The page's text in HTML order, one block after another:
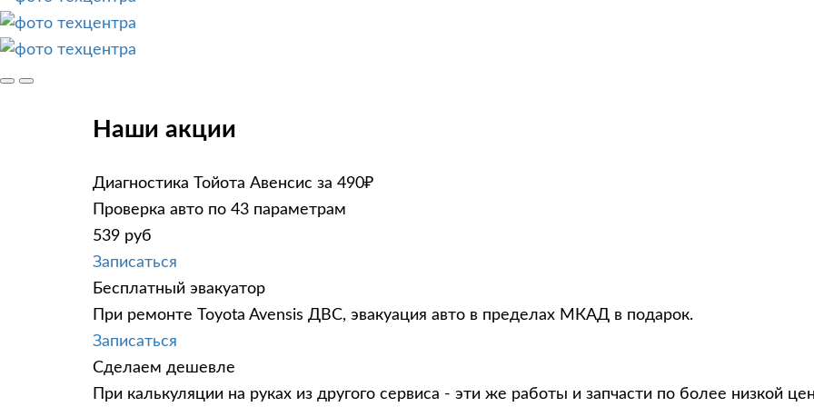
Наши акции
Диагностика Тойота Авенсис за 490₽
Проверка авто по 43 параметрам
539 руб
Записаться
Бесплатный эвакуатор
При ремонте Toyota Avensis ДВС, эвакуация авто в пределах МКАД в подарок.
Записаться
Сделаем дешевле
При калькуляции на руках из другого сервиса - эти же работы и запчасти по более низкой